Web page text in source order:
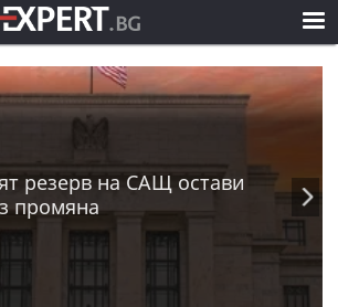
резерв на САЩ остави
промяна